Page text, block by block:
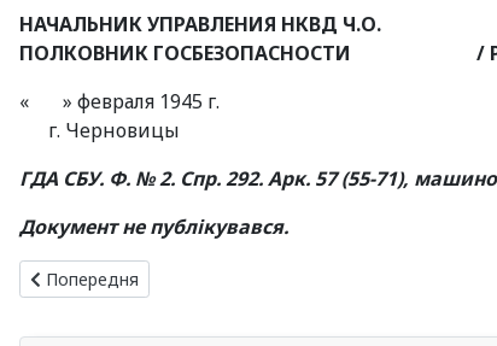
НАЧАЛЬНИК УПРАВЛЕНИЯ НКВД Ч.О.
ПОЛКОВНИК ГОСБЕЗОПАСНОСТИ /
« » февраля 1945 г.
г. Черновицы
ГДА СБУ. Ф. № 2. Спр. 292. Арк. 57 (55-71),
Документ не публікувався.
Попередня стаття: ВИСЕЛЕННЯ НАСЕЛЕННЯ 5 КВІТНЯ
Попередня